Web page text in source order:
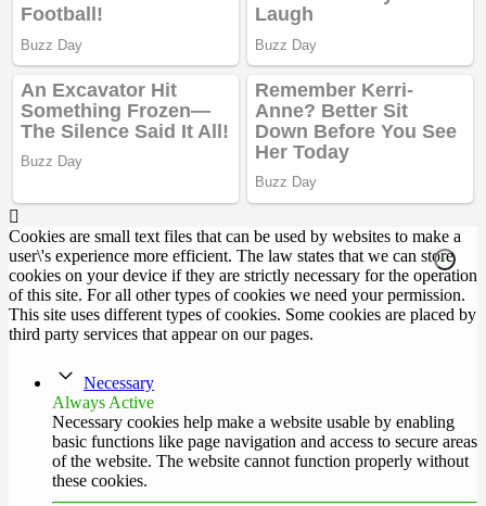
Cookies are small text files that can be used by websites to make a
user\'s experience more efficient. The law states that we can store
cookies on your device if they are strictly necessary for the operation
of this site. For all other types of cookies we need your permission.
This site uses different types of cookies. Some cookies are placed by
third party services that appear on our pages.
Necessary
Always Active
Necessary cookies help make a website usable by enabling
basic functions like page navigation and access to secure areas
of the website. The website cannot function properly without
these cookies.